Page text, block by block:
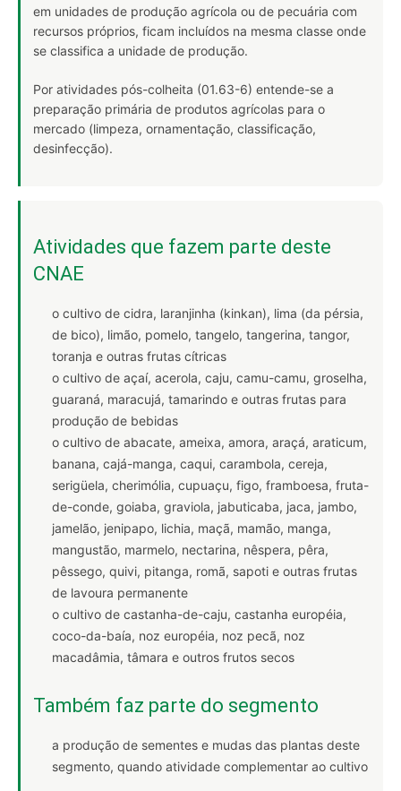
em unidades de produção agrícola ou de pecuária com
recursos próprios, ficam incluídos na mesma classe onde
se classifica a unidade de produção.
Por atividades pós-colheita (01.63-6) entende-se a
preparação primária de produtos agrícolas para o
mercado (limpeza, ornamentação, classificação,
desinfecção).
Atividades que fazem parte deste
CNAE
o cultivo de cidra, laranjinha (kinkan), lima (da pérsia,
de bico), limão, pomelo, tangelo, tangerina, tangor,
toranja e outras frutas cítricas
o cultivo de açaí, acerola, caju, camu-camu, groselha,
guaraná, maracujá, tamarindo e outras frutas para
produção de bebidas
o cultivo de abacate, ameixa, amora, araçá, araticum,
banana, cajá-manga, caqui, carambola, cereja,
serigüela, cherimólia, cupuaçu, figo, framboesa, fruta-
de-conde, goiaba, graviola, jabuticaba, jaca, jambo,
jamelão, jenipapo, lichia, maçã, mamão, manga,
mangustão, marmelo, nectarina, nêspera, pêra,
pêssego, quivi, pitanga, romã, sapoti e outras frutas
de lavoura permanente
o cultivo de castanha-de-caju, castanha européia,
coco-da-baía, noz européia, noz pecã, noz
macadâmia, tâmara e outros frutos secos
Também faz parte do segmento
a produção de sementes e mudas das plantas deste
segmento, quando atividade complementar ao cultivo